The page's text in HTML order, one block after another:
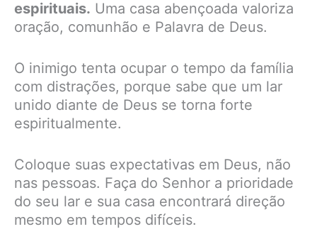
espirituais. Uma casa abençoada valoriza
oração, comunhão e Palavra de Deus.
O inimigo tenta ocupar o tempo da família
com distrações, porque sabe que um lar
unido diante de Deus se torna forte
espiritualmente.
Coloque suas expectativas em Deus, não
nas pessoas. Faça do Senhor a prioridade
do seu lar e sua casa encontrará direção
mesmo em tempos difíceis.